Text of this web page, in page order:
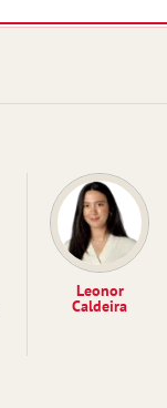
Leonor
Caldeira